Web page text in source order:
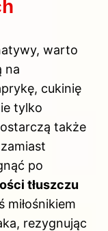
warto
na
cukinię
tylko
także
po
tłuszczu
miłośnikiem
rezygnując